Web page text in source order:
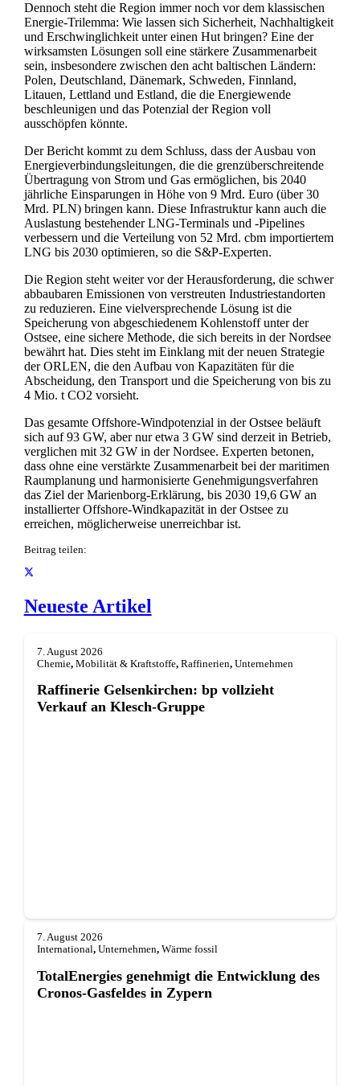
Dennoch steht die Region immer noch vor dem klassischen
Energie-Trilemma: Wie lassen sich Sicherheit, Nachhaltigkeit
und Erschwinglichkeit unter einen Hut bringen? Eine der
wirksamsten Lösungen soll eine stärkere Zusammenarbeit
sein, insbesondere zwischen den acht baltischen Ländern:
Polen, Deutschland, Dänemark, Schweden, Finnland,
Litauen, Lettland und Estland, die die Energiewende
beschleunigen und das Potenzial der Region voll
ausschöpfen könnte.
Der Bericht kommt zu dem Schluss, dass der Ausbau von
Energieverbindungsleitungen, die die grenzüberschreitende
Übertragung von Strom und Gas ermöglichen, bis 2040
jährliche Einsparungen in Höhe von 9 Mrd. Euro (über 30
Mrd. PLN) bringen kann. Diese Infrastruktur kann auch die
Auslastung bestehender LNG-Terminals und -Pipelines
verbessern und die Verteilung von 52 Mrd. cbm importiertem
LNG bis 2030 optimieren, so die S&P-Experten.
Die Region steht weiter vor der Herausforderung, die schwer
abbaubaren Emissionen von verstreuten Industriestandorten
zu reduzieren. Eine vielversprechende Lösung ist die
Speicherung von abgeschiedenem Kohlenstoff unter der
Ostsee, eine sichere Methode, die sich bereits in der Nordsee
bewährt hat. Dies steht im Einklang mit der neuen Strategie
der ORLEN, die den Aufbau von Kapazitäten für die
Abscheidung, den Transport und die Speicherung von bis zu
4 Mio. t CO2 vorsieht.
Das gesamte Offshore-Windpotenzial in der Ostsee beläuft
sich auf 93 GW, aber nur etwa 3 GW sind derzeit in Betrieb,
verglichen mit 32 GW in der Nordsee. Experten betonen,
dass ohne eine verstärkte Zusammenarbeit bei der maritimen
Raumplanung und harmonisierte Genehmigungsverfahren
das Ziel der Marienborg-Erklärung, bis 2030 19,6 GW an
installierter Offshore-Windkapazität in der Ostsee zu
erreichen, möglicherweise unerreichbar ist.
Beitrag teilen:
Neueste Artikel
7. August 2026
Chemie, Mobilität & Kraftstoffe, Raffinerien, Unternehmen
Raffinerie Gelsenkirchen: bp vollzieht
Verkauf an Klesch-Gruppe
7. August 2026
International, Unternehmen, Wärme fossil
TotalEnergies genehmigt die Entwicklung des
Cronos-Gasfeldes in Zypern